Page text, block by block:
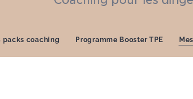
packs coaching Programme Booster TPE